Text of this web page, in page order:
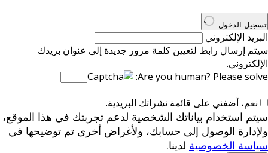
تسجيل الدخول
البريد الإلكتروني
سيتم إرسال رابط لتعيين كلمة مرور جديدة إلى عنوان بريدك
الإلكتروني.
Are you human? Please solve:
نعم، أضفني على قائمة نشراتك البريدية.
سيتم استخدام بياناتك الشخصية لدعم تجربتك في هذا الموقع،
ولإدارة الوصول إلى حسابك، ولأغراض أخرى تم توضيحها في
سياسة الخصوصية لدينا.